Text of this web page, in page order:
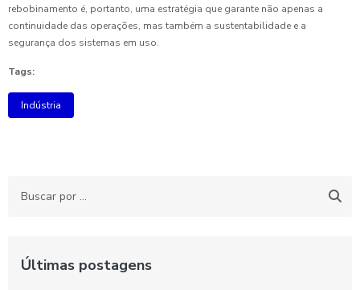
rebobinamento é, portanto, uma estratégia que garante não apenas a
continuidade das operações, mas também a sustentabilidade e a
segurança dos sistemas em uso.
Tags:
Indústria
Últimas postagens